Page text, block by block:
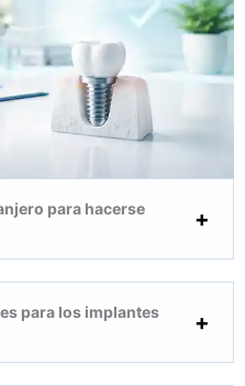
para hacerse
para los implantes